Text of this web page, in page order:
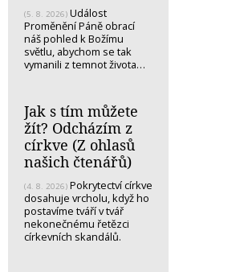
(5. 8. 2026) Událost
Proměnění Páně obrací
náš pohled k Božímu
světlu, abychom se tak
vymanili z temnot života…
Jak s tím můžete
žít? Odcházím z
církve (Z ohlasů
našich čtenářů)
(4. 8. 2026) Pokrytectví církve
dosahuje vrcholu, když ho
postavíme tváří v tvář
nekonečnému řetězci
církevních skandálů.